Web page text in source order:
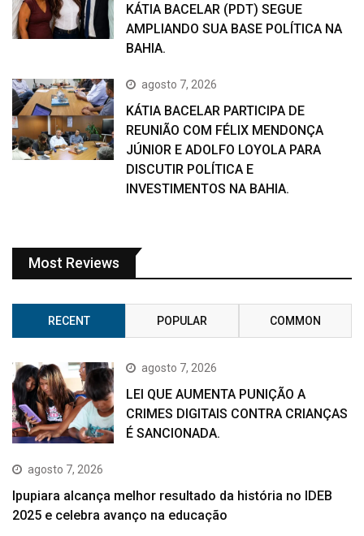
KÁTIA BACELAR (PDT) SEGUE
AMPLIANDO SUA BASE POLÍTICA NA
BAHIA.
agosto 7, 2026
KÁTIA BACELAR PARTICIPA DE
REUNIÃO COM FÉLIX MENDONÇA
JÚNIOR E ADOLFO LOYOLA PARA
DISCUTIR POLÍTICA E
INVESTIMENTOS NA BAHIA.
Most Reviews
RECENT POPULAR COMMON
agosto 7, 2026
LEI QUE AUMENTA PUNIÇÃO A
CRIMES DIGITAIS CONTRA CRIANÇAS
É SANCIONADA.
agosto 7, 2026
Ipupiara alcança melhor resultado da história no IDEB
2025 e celebra avanço na educação